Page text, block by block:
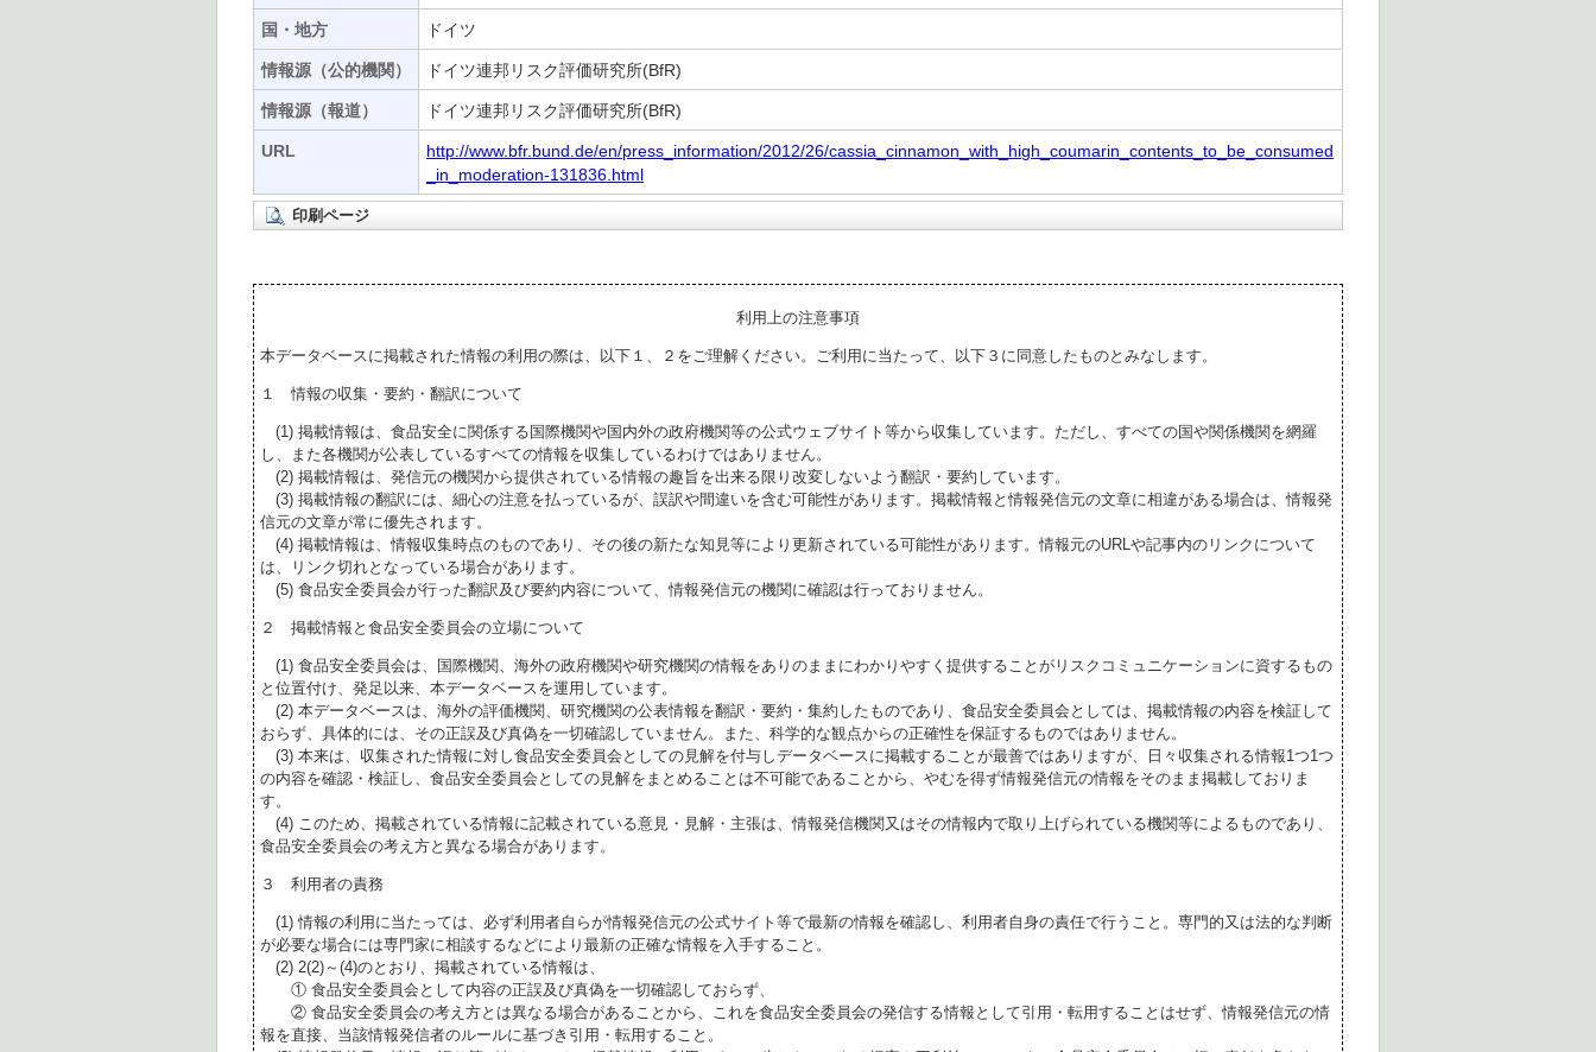
国・地方 ドイツ
情報源（公的機関） ドイツ連邦リスク評価研究所(BfR)
情報源（報道） ドイツ連邦リスク評価研究所(BfR)
URL
http://www.bfr.bund.de/en/press_information/2012/26/cassia_cinnamon_with_high_coumarin_contents_to_be_consumed
_in_moderation-131836.html
印刷ページ
利用上の注意事項
本データベースに掲載された情報の利用の際は、以下１、２をご理解ください。ご利用に当たって、以下３に同意したものとみなします。
１ 情報の収集・要約・翻訳について
(1) 掲載情報は、食品安全に関係する国際機関や国内外の政府機関等の公式ウェブサイト等から収集しています。ただし、すべての国や関係機関を網羅
し、また各機関が公表しているすべての情報を収集しているわけではありません。
(2) 掲載情報は、発信元の機関から提供されている情報の趣旨を出来る限り改変しないよう翻訳・要約しています。
(3) 掲載情報の翻訳には、細心の注意を払っているが、誤訳や間違いを含む可能性があります。掲載情報と情報発信元の文章に相違がある場合は、情報発
信元の文章が常に優先されます。
(4) 掲載情報は、情報収集時点のものであり、その後の新たな知見等により更新されている可能性があります。情報元のURLや記事内のリンクについて
は、リンク切れとなっている場合があります。
(5) 食品安全委員会が行った翻訳及び要約内容について、情報発信元の機関に確認は行っておりません。
２ 掲載情報と食品安全委員会の立場について
(1) 食品安全委員会は、国際機関、海外の政府機関や研究機関の情報をありのままにわかりやすく提供することがリスクコミュニケーションに資するもの
と位置付け、発足以来、本データベースを運用しています。
(2) 本データベースは、海外の評価機関、研究機関の公表情報を翻訳・要約・集約したものであり、食品安全委員会としては、掲載情報の内容を検証して
おらず、具体的には、その正誤及び真偽を一切確認していません。また、科学的な観点からの正確性を保証するものではありません。
(3) 本来は、収集された情報に対し食品安全委員会としての見解を付与しデータベースに掲載することが最善ではありますが、日々収集される情報1つ1つ
の内容を確認・検証し、食品安全委員会としての見解をまとめることは不可能であることから、やむを得ず情報発信元の情報をそのまま掲載しておりま
す。
(4) このため、掲載されている情報に記載されている意見・見解・主張は、情報発信機関又はその情報内で取り上げられている機関等によるものであり、
食品安全委員会の考え方と異なる場合があります。
３ 利用者の責務
(1) 情報の利用に当たっては、必ず利用者自らが情報発信元の公式サイト等で最新の情報を確認し、利用者自身の責任で行うこと。専門的又は法的な判断
が必要な場合には専門家に相談するなどにより最新の正確な情報を入手すること。
(2) 2(2)～(4)のとおり、掲載されている情報は、
① 食品安全委員会として内容の正誤及び真偽を一切確認しておらず、
② 食品安全委員会の考え方とは異なる場合があることから、これを食品安全委員会の発信する情報として引用・転用することはせず、情報発信元の情
報を直接、当該情報発信者のルールに基づき引用・転用すること。